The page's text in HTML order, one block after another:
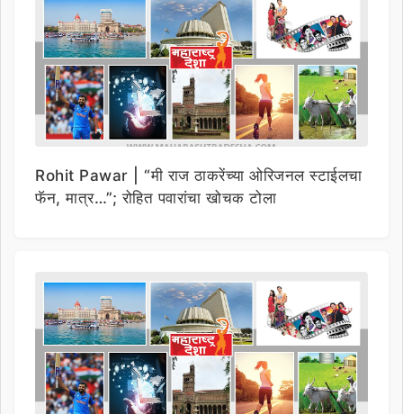
Rohit Pawar | “मी राज ठाकरेंच्या ओरिजनल स्टाईलचा
फॅन, मात्र…”; रोहित पवारांचा खोचक टोला